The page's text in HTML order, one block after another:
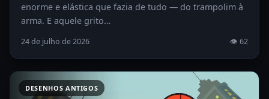
enorme e elástica que fazia de tudo — do trampolim à
arma. E aquele grito…
24 de julho de 2026 👁 62
DESENHOS ANTIGOS